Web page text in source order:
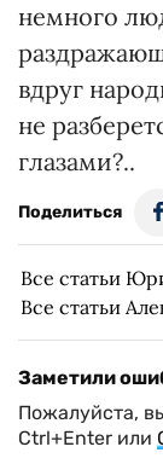
немного
вдруг
не
глазами?..
Поделиться
Все статьи
Все статьи
Заметили
Пожалуйста,
Ctrl+Enter или